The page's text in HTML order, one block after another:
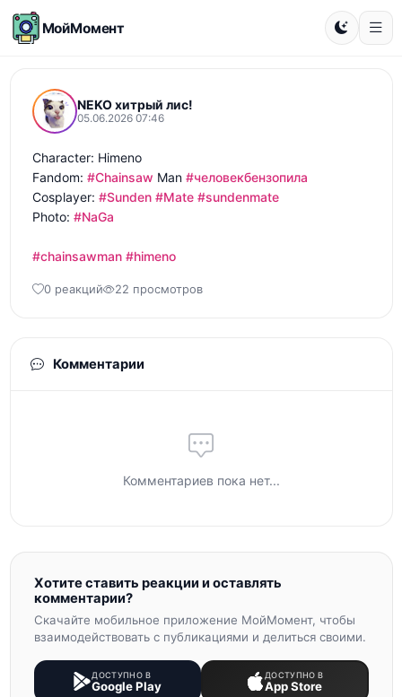
МойМомент
NEKO хитрый лис!
05.06.2026 07:46
Character: Himeno
Fandom: #Chainsaw Man #человекбензопила
Cosplayer: #Sunden #Mate #sundenmate
Photo: #NaGa
#chainsawman #himeno
0 реакций 22 просмотров
Комментарии
Комментариев пока нет...
Хотите ставить реакции и оставлять
комментарии?
Скачайте мобильное приложение МойМомент, чтобы
взаимодействовать с публикациями и делиться своими.
ДОСТУПНО В
Google Play
ДОСТУПНО В
App Store